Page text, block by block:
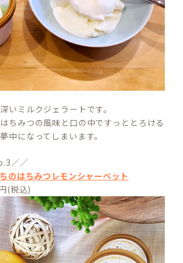
いミルクジェラートです。
ちみつの風味と口の中ですっととろける
中になってしまいます。
／／
のはちみつレモンシャーベット
(税込)